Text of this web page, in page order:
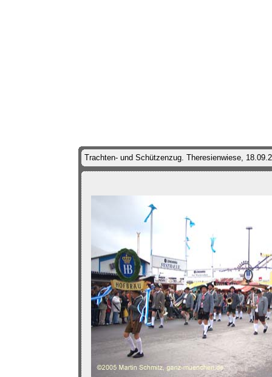
Trachten- und Schützenzug. Theresienwiese,